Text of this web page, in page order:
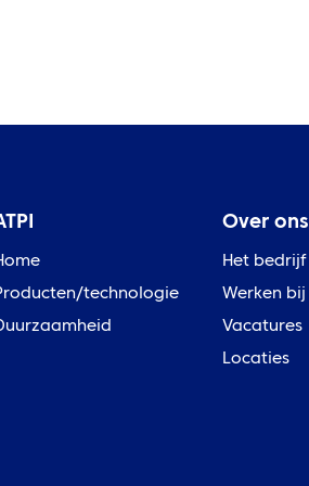
technologie
Over ons
Het bedrijf
Werken bij
Vacatures
Locaties